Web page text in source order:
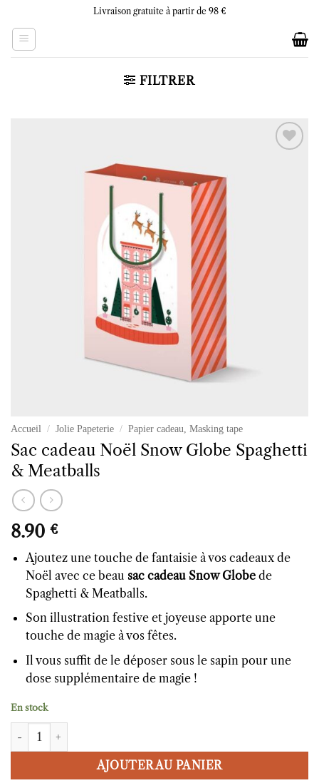
content
Livraison gratuite à partir de 98 €
FILTRER
Accueil / Jolie Papeterie / Papier cadeau, Masking tape
Sac cadeau Noël Snow Globe Spaghetti
& Meatballs
8.90 €
Ajoutez une touche de fantaisie à vos cadeaux de
Noël avec ce beau sac cadeau Snow Globede
Spaghetti & Meatballs.
Son illustration festive et joyeuse apporte une
touche de magie à vos fêtes.
Il vous suffit de le déposer sous le sapin pour une
dose supplémentaire de magie !
En stock
quantité de Sac cadeau Noël Snow Globe Spaghetti &
AJOUTER AU PANIER